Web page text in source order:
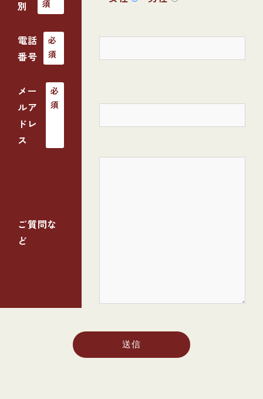
別 須
電話
番号
必
須
メー
ルア
ドレ
ス
必
須
ご質問な
ど